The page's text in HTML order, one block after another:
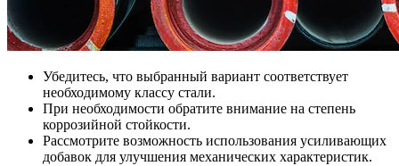
Убедитесь, что выбранный вариант соответствует
необходимому классу стали.
При необходимости обратите внимание на степень
коррозийной стойкости.
Рассмотрите возможность использования усиливающих
добавок для улучшения механических характеристик.